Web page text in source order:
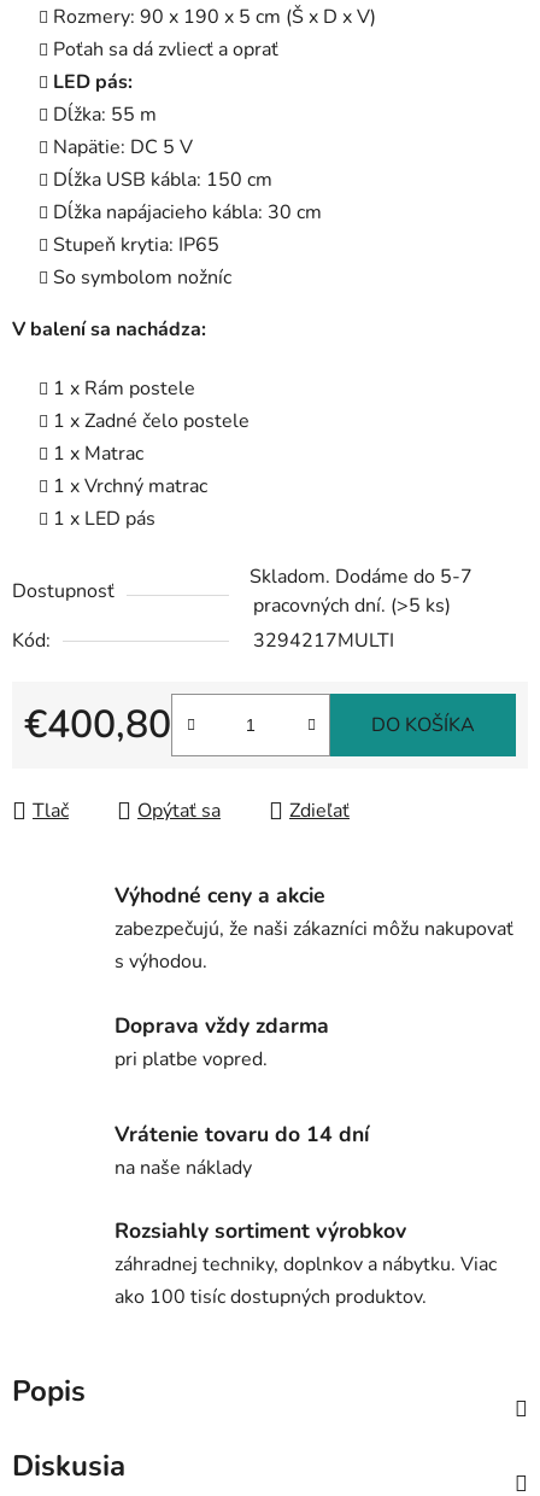
Rozmery: 90 x 190 x 5 cm (Š x D x V)
Poťah sa dá zvliecť a oprať
LED pás:
Dĺžka: 55 m
Napätie: DC 5 V
Dĺžka USB kábla: 150 cm
Dĺžka napájacieho kábla: 30 cm
Stupeň krytia: IP65
So symbolom nožníc
V balení sa nachádza:
1 x Rám postele
1 x Zadné čelo postele
1 x Matrac
1 x Vrchný matrac
1 x LED pás
Dostupnosť
Skladom. Dodáme do 5-7
pracovných dní. (>5 ks)
Kód:
3294217MULTI
€400,80 DO KOŠÍKA
Tlač Opýtať sa Zdieľať
Výhodné ceny a akcie
zabezpečujú, že naši zákazníci môžu nakupovať
s výhodou.
Doprava vždy zdarma
pri platbe vopred.
Vrátenie tovaru do 14 dní
na naše náklady
Rozsiahly sortiment výrobkov
záhradnej techniky, doplnkov a nábytku. Viac
ako 100 tisíc dostupných produktov.
Popis
Diskusia